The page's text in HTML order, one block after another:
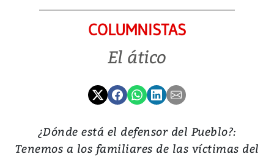
COLUMNISTAS
El ático
¿Dónde está el defensor del Pueblo?:
Tenemos a los familiares de las víctimas del